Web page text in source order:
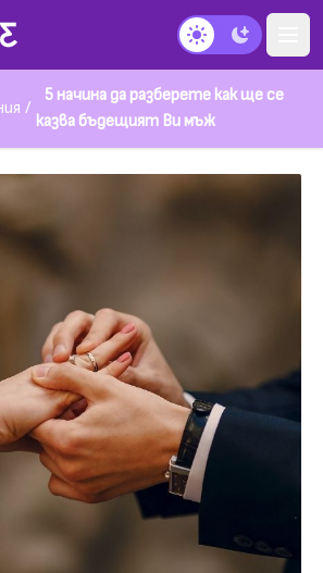
Тъмен режим
/
5 начина да разберете как ще се
казва бъдещият Ви мъж